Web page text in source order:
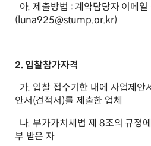
아. 제출방법 : 계약담당자 이메일
(luna925@stump.or.kr)
2. 입찰참가자격
가. 입찰 접수기한 내에 사업제안
안서(견적서)를 제출한 업체
나. 부가가치세법 제 8조의 규정
부 받은 자